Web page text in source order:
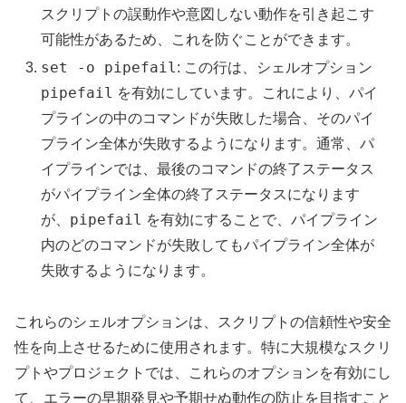
スクリプトの誤動作や意図しない動作を引き起こす
可能性があるため、これを防ぐことができます。
set -o pipefail: この行は、シェルオプション
pipefail を有効にしています。これにより、パイ
プラインの中のコマンドが失敗した場合、そのパイ
プライン全体が失敗するようになります。通常、パ
イプラインでは、最後のコマンドの終了ステータス
がパイプライン全体の終了ステータスになります
が、 pipefail を有効にすることで、パイプライン
内のどのコマンドが失敗してもパイプライン全体が
失敗するようになります。
これらのシェルオプションは、スクリプトの信頼性や安全
性を向上させるために使用されます。特に大規模なスクリ
プトやプロジェクトでは、これらのオプションを有効にし
て、エラーの早期発見や予期せぬ動作の防止を目指すこと